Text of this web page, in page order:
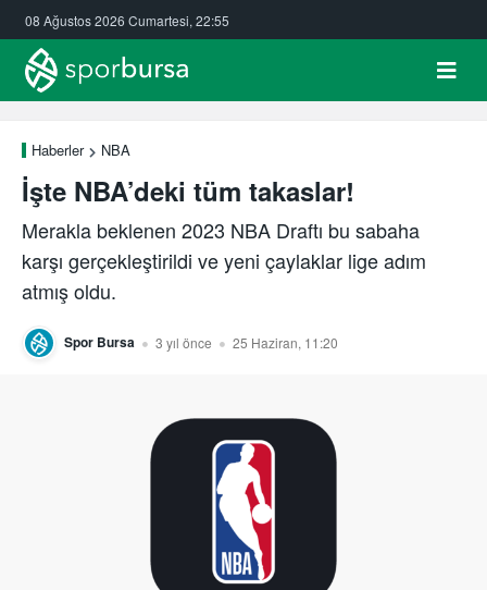
08 Ağustos 2026 Cumartesi, 22:55
Haberler NBA
İşte NBA’deki tüm takaslar!
Merakla beklenen 2023 NBA Draftı bu sabaha
karşı gerçekleştirildi ve yeni çaylaklar lige adım
atmış oldu.
Spor Bursa 3 yıl önce 25 Haziran, 11:20